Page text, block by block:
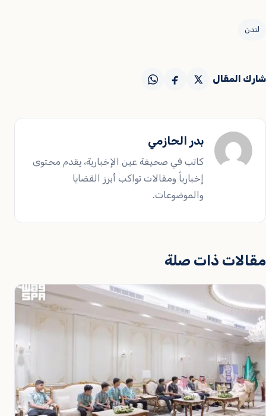
لندن
شارك المقال
بدر الحازمي
كاتب في صحيفة عين الإخبارية، يقدم محتوى
إخبارياً ومقالات تواكب أبرز القضايا
والموضوعات.
مقالات ذات صلة